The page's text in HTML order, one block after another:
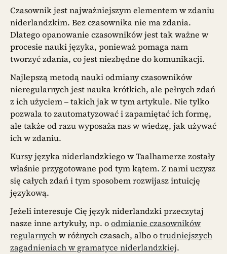
Czasownik jest najważniejszym elementem w zdaniu
niderlandzkim. Bez czasownika nie ma zdania.
Dlatego opanowanie czasowników jest tak ważne w
procesie nauki języka, ponieważ pomaga nam
tworzyć zdania, co jest niezbędne do komunikacji.
Najlepszą metodą nauki odmiany czasowników
nieregularnych jest nauka krótkich, ale pełnych zdań
z ich użyciem – takich jak w tym artykule. Nie tylko
pozwala to zautomatyzować i zapamiętać ich formę,
ale także od razu wyposaża nas w wiedzę, jak używać
ich w zdaniu.
Kursy języka niderlandzkiego w Taalhamerze zostały
właśnie przygotowane pod tym kątem. Z nami uczysz
się całych zdań i tym sposobem rozwijasz intuicję
językową.
Jeżeli interesuje Cię język niderlandzki przeczytaj
nasze inne artykuły, np. oodmianie czasowników
regularnychw różnych czasach, albo otrudniejszych
zagadnieniach w gramatyce niderlandzkiej.